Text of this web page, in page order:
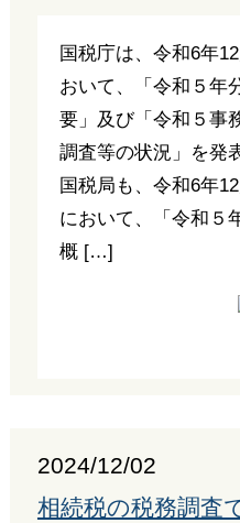
国税庁は、令和6年
おいて、「令和５年
要」及び「令和５事
調査等の状況」を発
国税局も、令和6年
において、「令和５
概 […]
2024/12/02
相続税の税務調査